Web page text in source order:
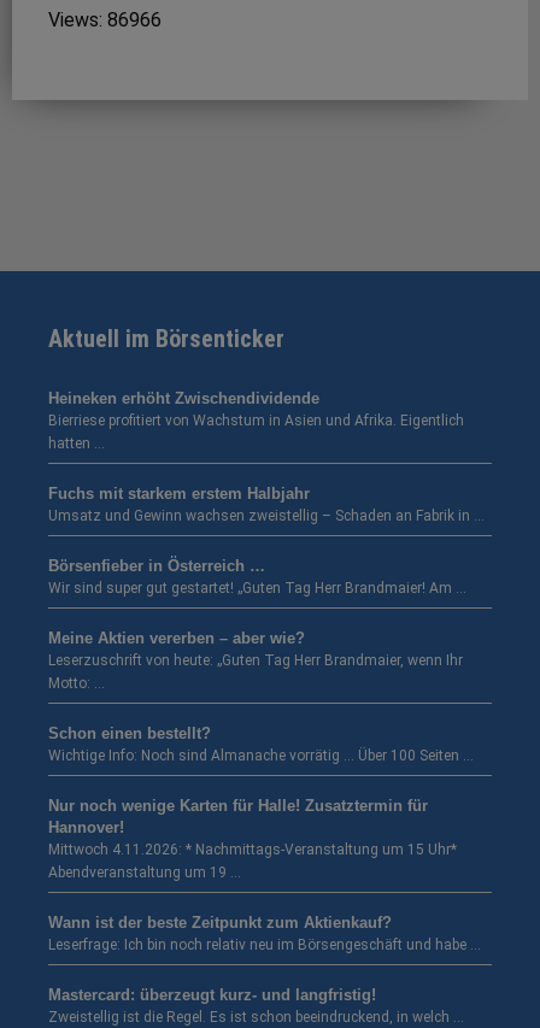
Views: 86966
Aktuell im Börsenticker
Heineken erhöht Zwischendividende
Bierriese profitiert von Wachstum in Asien und Afrika. Eigentlich
hatten …
Fuchs mit starkem erstem Halbjahr
Umsatz und Gewinn wachsen zweistellig – Schaden an Fabrik in …
Börsenfieber in Österreich …
Wir sind super gut gestartet! „Guten Tag Herr Brandmaier! Am …
Meine Aktien vererben – aber wie?
Leserzuschrift von heute: „Guten Tag Herr Brandmaier, wenn Ihr
Motto: …
Schon einen bestellt?
Wichtige Info: Noch sind Almanache vorrätig … Über 100 Seiten …
Nur noch wenige Karten für Halle! Zusatztermin für
Hannover!
Mittwoch 4.11.2026: * Nachmittags-Veranstaltung um 15 Uhr*
Abendveranstaltung um 19 …
Wann ist der beste Zeitpunkt zum Aktienkauf?
Leserfrage: Ich bin noch relativ neu im Börsengeschäft und habe …
Mastercard: überzeugt kurz- und langfristig!
Zweistellig ist die Regel. Es ist schon beeindruckend, in welch …